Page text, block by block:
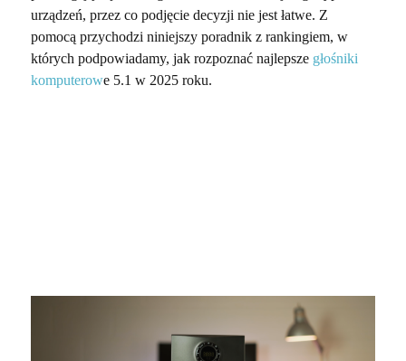
urządzeń, przez co podjęcie decyzji nie jest łatwe. Z
pomocą przychodzi niniejszy poradnik z rankingiem, w
których podpowiadamy, jak rozpoznać najlepsze głośniki
komputerowe 5.1 w 2025 roku.